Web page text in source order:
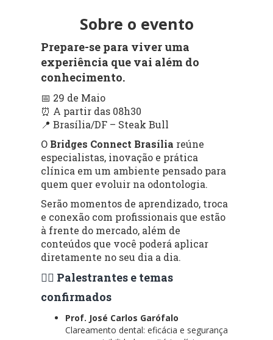
Sobre o evento
Prepare-se para viver uma
experiência que vai além do
conhecimento.
📅 29 de Maio
⏰ A partir das 08h30
📍 Brasília/DF – Steak Bull
O Bridges Connect Brasília reúne
especialistas, inovação e prática
clínica em um ambiente pensado para
quem quer evoluir na odontologia.
Serão momentos de aprendizado, troca
e conexão com profissionais que estão
à frente do mercado, além de
conteúdos que você poderá aplicar
diretamente no seu dia a dia.
👨‍⚕️ Palestrantes e temas
confirmados
Prof. José Carlos Garófalo
Clareamento dental: eficácia e segurança